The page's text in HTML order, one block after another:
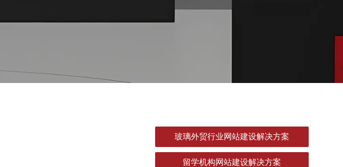
玻璃外贸行业网站建设解决方案
留学机构网站建设解决方案